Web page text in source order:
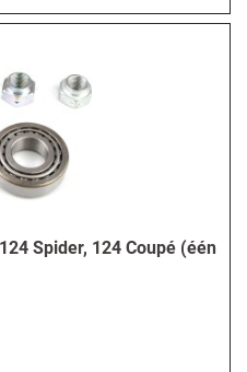
Spider, 124 Coupé (één